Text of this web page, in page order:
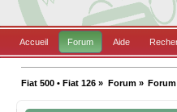
Accueil Forum Aide
Fiat 500 • Fiat 126 » Forum»